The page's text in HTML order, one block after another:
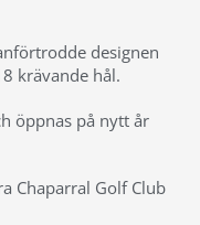
designen
krävande hål.
öppnas på nytt år
Chaparral Golf Club